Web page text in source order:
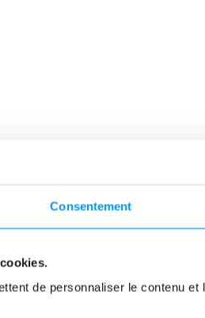
Consentement
de personnaliser le contenu